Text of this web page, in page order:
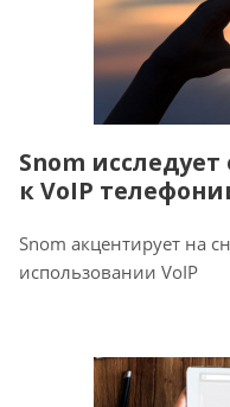
Snom
к VoIP
Snom акцентирует на
использовании VoIP